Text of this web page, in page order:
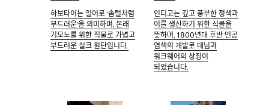
하보타이는 일어로 ‘솜털처럼
부드러운’을 의미하며, 본래
기모노를 위한 직물로 가볍고
부드러운 실크 원단입니다.
인디고는 깊고 풍부한 청색과
이를 생산하기 위한 식물을
뜻하며, 1800년대 후반 인공
염색의 개발로 데님과
워크웨어의 상징이
되었습니다.